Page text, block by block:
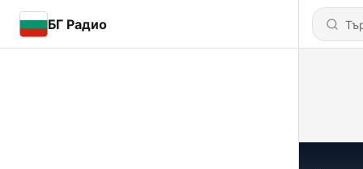
БГ Радио